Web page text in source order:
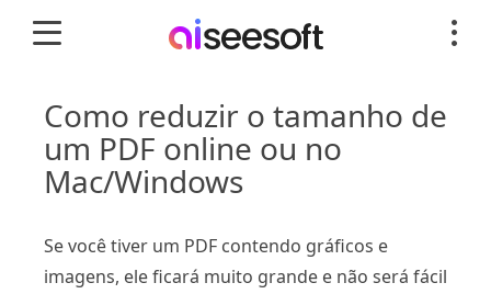
Como reduzir o tamanho de
um PDF online ou no
Mac/Windows
Se você tiver um PDF contendo gráficos e
imagens, ele ficará muito grande e não será fácil